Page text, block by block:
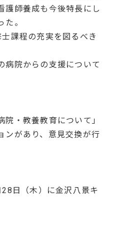
護師養成も今後特長にし
。
課程の充実を図るべき
病院からの支援について
・教養教育について」
ンがあり、意見交換が行
日（木）に金沢八景キ